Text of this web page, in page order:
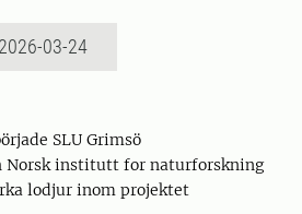
03-24
SLU Grimsö
Norsk institutt for naturforskning
lodjur inom projektet